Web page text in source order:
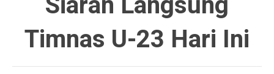
Timnas U-23 Hari Ini